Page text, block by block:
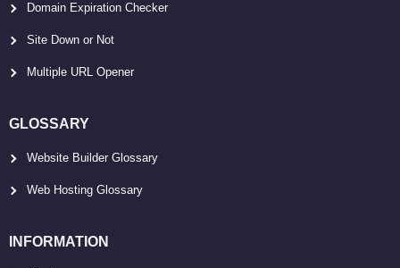
Domain Expiration Checker
Site Down or Not
Multiple URL Opener
GLOSSARY
Website Builder Glossary
Web Hosting Glossary
INFORMATION